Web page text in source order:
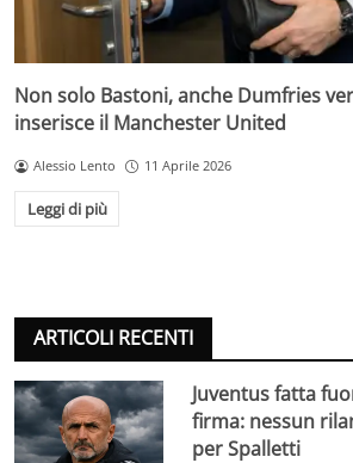
Non solo Bastoni, anche Dumfries
inserisce il Manchester United
Alessio Lento 11 Aprile 2026
Leggi di più
ARTICOLI RECENTI
Juventus fatta
firma: nessun
per Spalletti